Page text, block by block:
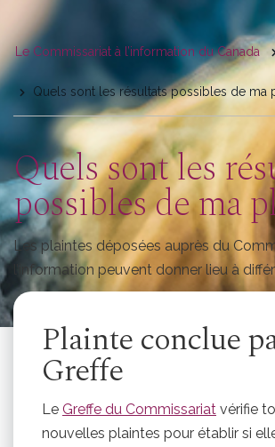
You
are
here
Le Commissariat à l’information du Canada
Quels sont les résultats possibles de ma
Quels sont les
possibles de ma
Les plaintes déposées auprès du
l’information peuvent donner lieu à
Plainte conclue
Greffe
Le Greffe du Commissariat vérifie
nouvelles plaintes pour établir si